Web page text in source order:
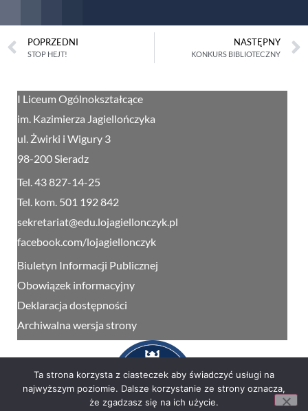
POPRZEDNI
STOP HEJT!
NASTĘPNY
KONKURS BIBLIOTECZNY
I Liceum Ogólnokształcące
im. Kazimierza Jagiellończyka
ul. Żwirki i Wigury 3
98-200 Sieradz
Tel. 43 827-14-25
Tel. kom. 501 192 842
sekretariat@edu.lojagiellonczyk.pl
facebook.com/lojagiellonczyk
Biuletyn Informacji Publicznej
Obowiązek informacyjny
Deklaracja dostępności
Archiwalna wersja strony
Ta strona korzysta z ciasteczek aby świadczyć usługi na
najwyższym poziomie. Dalsze korzystanie ze strony oznacza,
że zgadzasz się na ich użycie.